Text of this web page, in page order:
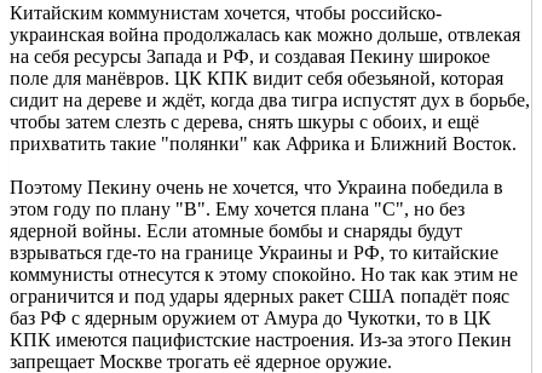
Китайским коммунистам хочется, чтобы российско-
украинская война продолжалась как можно дольше, отвлекая
на себя ресурсы Запада и РФ, и создавая Пекину широкое
поле для манёвров. ЦК КПК видит себя обезьяной, которая
сидит на дереве и ждёт, когда два тигра испустят дух в борьбе,
чтобы затем слезть с дерева, снять шкуры с обоих, и ещё
прихватить такие "полянки" как Африка и Ближний Восток.
Поэтому Пекину очень не хочется, что Украина победила в
этом году по плану "В". Ему хочется плана "С", но без
ядерной войны. Если атомные бомбы и снаряды будут
взрываться где-то на границе Украины и РФ, то китайские
коммунисты отнесутся к этому спокойно. Но так как этим не
ограничится и под удары ядерных ракет США попадёт пояс
баз РФ с ядерным оружием от Амура до Чукотки, то в ЦК
КПК имеются пацифистские настроения. Из-за этого Пекин
запрещает Москве трогать её ядерное оружие.